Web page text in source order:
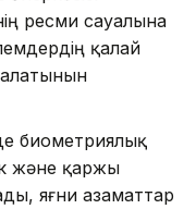
ресми сауалына
қалай
биометриялық
және қаржы
яғни азаматтар